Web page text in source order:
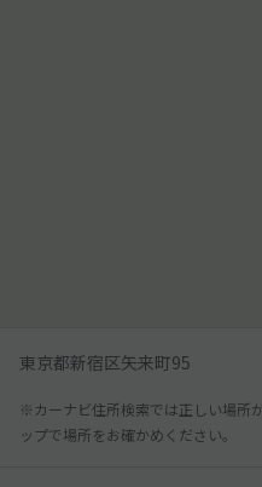
東京都新宿区矢来町95
※カーナビ住所検索では正しい場所
ップで場所をお確かめください。